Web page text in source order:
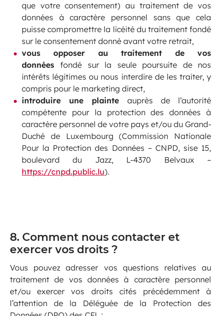
que votre consentement) au traitement de vos
données à caractère personnel sans que cela
puisse compromettre la licéité du traitement fondé
sur le consentement donné avant votre retrait,
vous opposer au traitement de vos
donnéesfondé sur la seule poursuite de nos
intérêts légitimes ou nous interdire de les traiter, y
compris pour le marketing direct,
introduire une plainte auprès de l’autorité
compétente pour la protection des données à
caractère personnel de votre pays et/ou du Grand-
Duché de Luxembourg (Commission Nationale
Pour la Protection des Données – CNPD, sise 15,
boulevard du Jazz, L-4370 Belvaux –
https://cnpd.public.lu).
8. Comment nous contacter et
exerc​er vos droits ?
Vous pouvez adresser vos questions relatives au
traitement de vos données à caractère personnel
et/ou exercer vos droits cités précédemment à
l’attention de la Déléguée de la Protection des